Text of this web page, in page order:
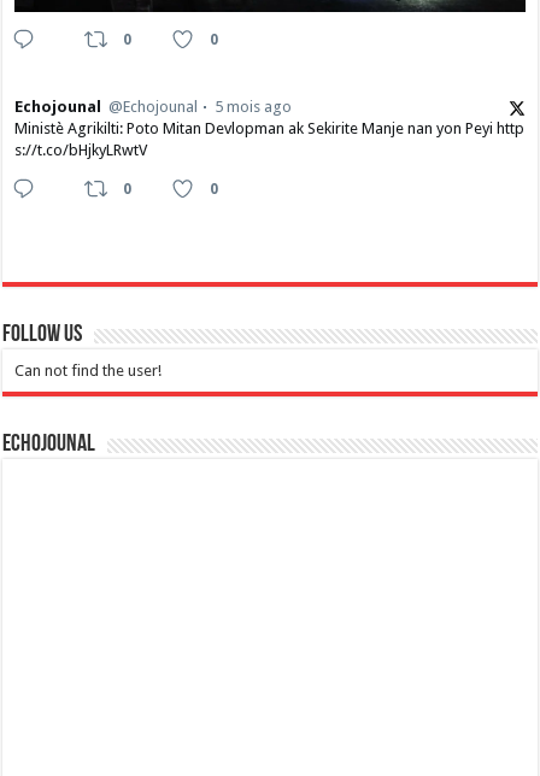
0 0
Echojounal @Echojounal
5 mois ago
Ministè Agrikilti: Poto Mitan Devlopman ak Sekirite Manje nan yon Peyi http
s://t.co/bHjkyLRwtV
0 0
Follow Us
Can not find the user!
Echojounal